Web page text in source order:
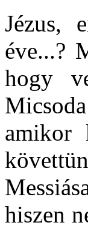
Jézus,
éve...?
hogy
amikor
hiszen